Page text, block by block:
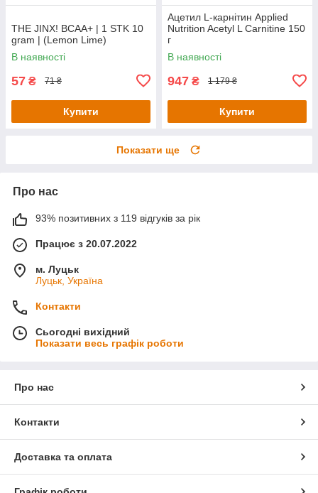
THE JINX! BCAA+ | 1 STK 10
gram | (Lemon Lime)
В наявності
57 ₴ 71 ₴
Купити
Ацетил L-карнітин Applied
Nutrition Acetyl L Carnitine 150
г
В наявності
947 ₴ 1 179 ₴
Купити
Показати ще
Про нас
93% позитивних з 119 відгуків за рік
Працює з 20.07.2022
м. Луцьк
Луцьк, Україна
Контакти
Сьогодні вихідний
Показати весь графік роботи
Про нас
Контакти
Доставка та оплата